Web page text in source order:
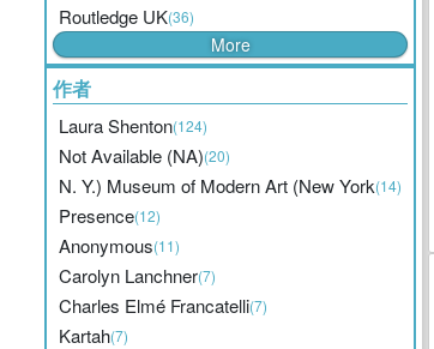
Routledge UK(36)
More
作者
Laura Shenton(124)
Not Available (NA)(20)
N. Y.) Museum of Modern Art (New York(14)
Presence(12)
Anonymous(11)
Carolyn Lanchner(7)
Charles Elmé Francatelli(7)
Kartah(7)